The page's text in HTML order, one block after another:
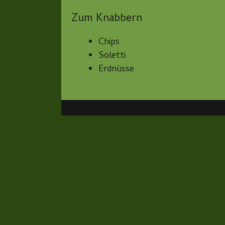
Zum Knabbern
Chips
Soletti
Erdnüsse